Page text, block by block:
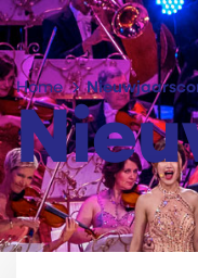
Home